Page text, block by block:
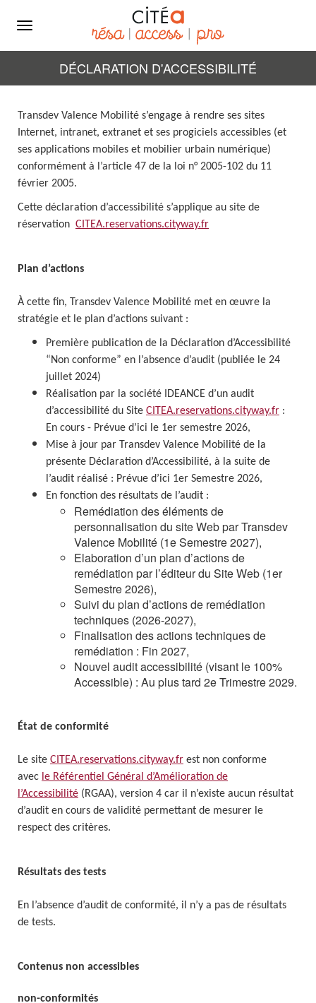
Menu
DÉCLARATION D'ACCESSIBILITÉ
Transdev Valence Mobilité s’engage à rendre ses sites
Internet, intranet, extranet et ses progiciels accessibles (et
ses applications mobiles et mobilier urbain numérique)
conformément à l’article 47 de la loi n° 2005-102 du 11
février 2005.
Cette déclaration d’accessibilité s’applique au site de
réservation CITEA.reservations.cityway.fr
Plan d’actions
À cette fin, Transdev Valence Mobilité met en œuvre la
stratégie et le plan d’actions suivant :
Première publication de la Déclaration d’Accessibilité
“Non conforme” en l’absence d’audit (publiée le 24
juillet 2024)
Réalisation par la société IDEANCE d’un audit
d’accessibilité du Site CITEA.reservations.cityway.fr :
En cours - Prévue d’ici le 1er semestre 2026,
Mise à jour par Transdev Valence Mobilité de la
présente Déclaration d’Accessibilité, à la suite de
l’audit réalisé : Prévue d’ici 1er Semestre 2026,
En fonction des résultats de l’audit :
Remédiation des éléments de
personnalisation du site Web par Transdev
Valence Mobilité (1e Semestre 2027),
Elaboration d’un plan d’actions de
remédiation par l’éditeur du Site Web (1er
Semestre 2026),
Suivi du plan d’actions de remédiation
techniques (2026-2027),
Finalisation des actions techniques de
remédiation : Fin 2027,
Nouvel audit accessibilité (visant le 100%
Accessible) : Au plus tard 2e Trimestre 2029.
État de conformité
Le site CITEA.reservations.cityway.fr est non conforme
avec le Référentiel Général d’Amélioration de
l’Accessibilité (RGAA), version 4 car il n’existe aucun résultat
d’audit en cours de validité permettant de mesurer le
respect des critères.
Résultats des tests
En l’absence d’audit de conformité, il n’y a pas de résultats
de tests.
Contenus non accessibles
non-conformités